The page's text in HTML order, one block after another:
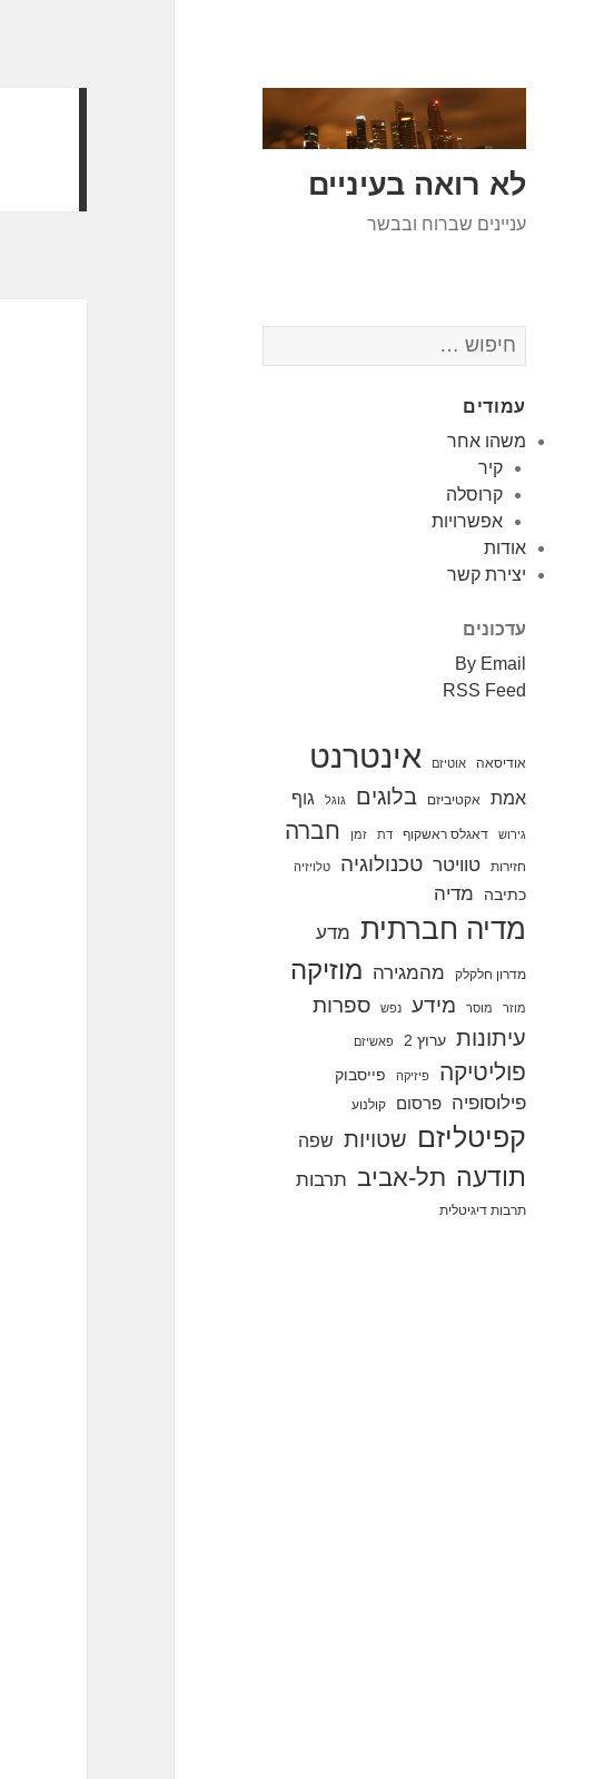
לא רואה בעיניים
עניינים שברוח ובבשר
חיפוש:
עמודים
משהו אחר
קיר
קרוסלה
אפשרויות
אודות
יצירת קשר
עדכונים
By Email
RSS Feed
אודיסאה אוטיזם אינטרנט
אמת אקטיביזם בלוגים גוגל גוף
גירוש דאגלס ראשקוף דת זמן חברה
חזירות טוויטר טכנולוגיה טלויזיה
כתיבה מדיה
מדיה חברתית מדע
מדרון חלקלק מהמגירה מוזיקה
מוזר מוסר מידע נפש
ספרות
עיתונות ערוץ 2 פאשיזם
פוליטיקה פיזיקה פייסבוק
פילוסופיה פרסום קולנוע
קפיטליזם שטויות שפה
תודעה תל-אביב תרבות
תרבות דיגיטלית